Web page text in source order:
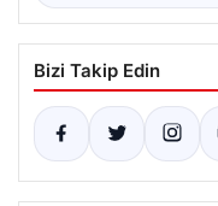
Bizi Takip Edin